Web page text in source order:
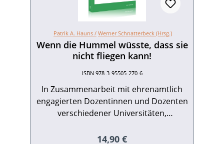
Patrik A. Hauns / Werner Schnatterbeck (Hrsg.)
Wenn die Hummel wüsste, dass sie
nicht fliegen kann!
ISBN 978-3-95505-270-6
In Zusammenarbeit mit ehrenamtlich
engagierten Dozentinnen und Dozenten
verschiedener Universitäten,
das Amt für Familie und Soziales der
Regulärer Preis:
14,90 €